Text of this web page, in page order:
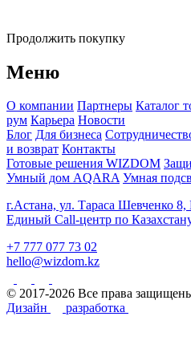
Продолжить покупку
Меню
О компании Партнеры Каталог
рум Карьера Новости
Блог Для бизнеса
и возврат Контакты
Готовые решения WIZDOM
Умный дом AQARA Умная
г.Астана, ул. Тараса Шевченко
Единый Call-центр по
+7 777 077 73 02
hello@wizdom.kz
© 2017-2026 Все права
Дизайн
разработка